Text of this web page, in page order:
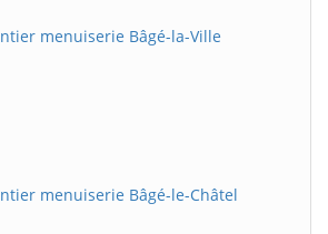
menuiserie Bâgé-la-Ville
menuiserie Bâgé-le-Châtel